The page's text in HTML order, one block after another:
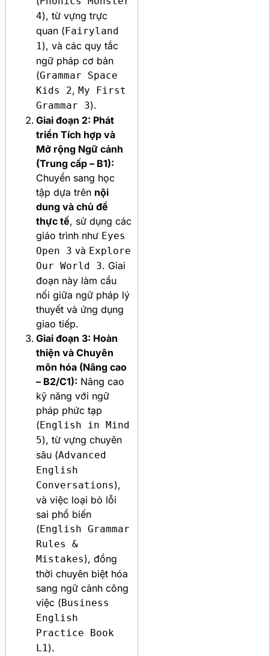
4), từ vựng trực
quan (Fairyland
1), và các quy tắc
ngữ pháp cơ bản
(Grammar Space
Kids 2, My First
Grammar 3).
Giai đoạn 2: Phát
triển Tích hợp và
Mở rộng Ngữ cảnh
(Trung cấp – B1):
Chuyển sang học
tập dựa trên nội
dung và chủ đề
thực tế, sử dụng các
giáo trình như Eyes
Open 3 và Explore
Our World 3. Giai
đoạn này làm cầu
nối giữa ngữ pháp lý
thuyết và ứng dụng
giao tiếp.
Giai đoạn 3: Hoàn
thiện và Chuyên
môn hóa (Nâng cao
– B2/C1): Nâng cao
kỹ năng với ngữ
pháp phức tạp
(English in Mind
5), từ vựng chuyên
sâu (Advanced
English
Conversations),
và việc loại bỏ lỗi
sai phổ biến
(English Grammar
Rules &
Mistakes), đồng
thời chuyên biệt hóa
sang ngữ cảnh công
việc (Business
English
Practice Book
L1).